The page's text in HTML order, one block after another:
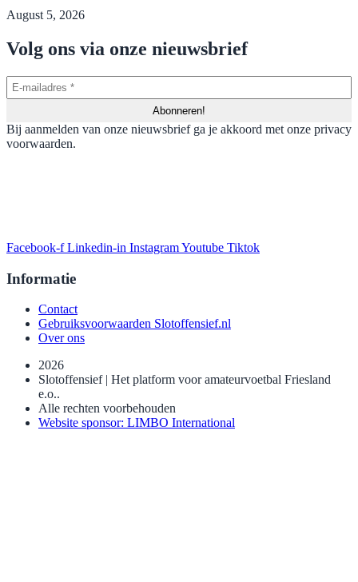
August 5, 2026
Volg ons via onze nieuwsbrief
Bij aanmelden van onze nieuwsbrief ga je akkoord met onze privacy
voorwaarden.
Facebook-f Linkedin-in InstagramYoutube Tiktok
Informatie
Contact
Gebruiksvoorwaarden Slotoffensief.nl
Over ons
2026
Slotoffensief | Het platform voor amateurvoetbal Friesland
e.o..
Alle rechten voorbehouden
Website sponsor: LIMBO International